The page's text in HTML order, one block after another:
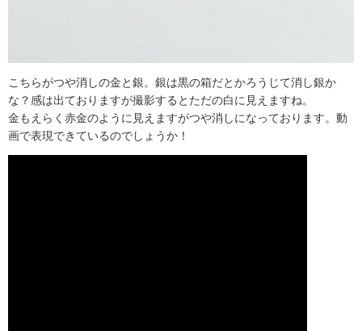
こちらがつや消しの金と銀。銀は黒の箱だとかろうじて消し銀か
な？感は出ておりますが撮影するとただの白に見えますね。
金もえらく赤金のように見えますがつや消しになっております。動
画で表現できているのでしょうか！